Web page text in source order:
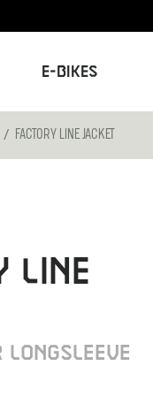
E-Bikes
FACTORY LINE JACKET
LINE